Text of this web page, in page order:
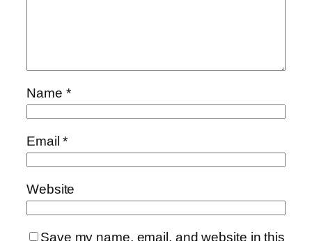
Name *
Email*
Website
Save my name, email, and website in this